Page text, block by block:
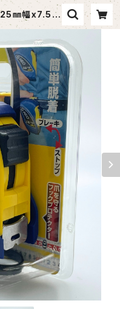
25㎜幅x7.5m